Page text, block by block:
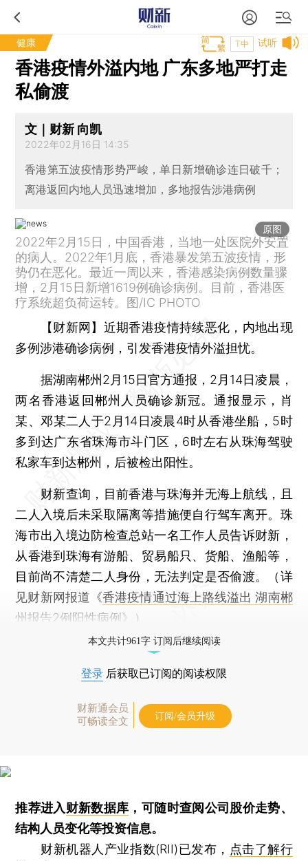
健康 试听
T中
香港疫情外溢内地 广东多地严打走
私偷渡
文｜财新 向凯
2022年02月16日 14:35
香港第五波疫情形势严峻，单日新增确诊连日破千；
离港返回内地人员迅速增加，多地报告涉港病例
原图
2022年2月15日，中国香港，当地一处医院外安置
的病人。2022年1月底，香港暴发第五波疫情，形
势仍在恶化。最近一周以来，香港感染病例数量骤
增，2月15日新增1619例确诊病例。目前，香港医
疗系统超负荷运转。图/IC PHOTO
【财新网】 近期香港疫情持续恶化，内地出现
多例涉港确诊病例，引发香港疫情外溢担忧。
据湖南郴州2月15日官方通报，2月14日凌晨，
两名香港返回郴州人员确诊新冠。通报显示，肖
某、邓某二人于2月14日凌晨4时从香港坐船，5时
多到达广东省珠海市斗门区，6时左右从珠海驾驶
私家车到达郴州，后被检出阳性。
财新查询，目前香港与珠海并无海上航线，且
二人入境后未采取隔离等措施便自行驾车离开。珠
海市出入境边防检查总站一名工作人员告诉财新，
从香港到珠海有游船、贸易船只、货船、渔船等，
目前尚不清楚二人身份，无法判定是否偷渡。（详
见财新网报道《香港疫情通过海上路线溢出 湖南郴
州报告2例阳性病例》）
本文共计961字 订阅后继续阅读
登录 后获取已订阅的阅读权限
财新通会员
可畅读全文
订阅/会员升级
推荐进入财新数据库 ，可随时查阅公司股价走势、
结构人员变化等投资信息。
财新机器人产业指数(RII)已发布， 点击了解行